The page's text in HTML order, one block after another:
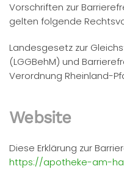
Vorschriften zur
gelten folgende
Landesgesetz zur
(LGGBehM) und
Verordnung Rheinland-
Website
Diese Erklärung zur
https://apotheke-am-